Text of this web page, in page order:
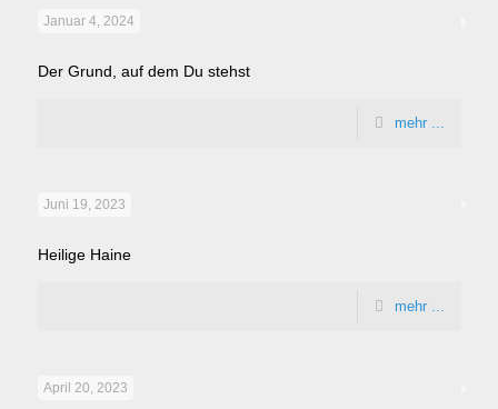
Januar 4, 2024
Der Grund, auf dem Du stehst
mehr ...
Juni 19, 2023
Heilige Haine
mehr ...
April 20, 2023